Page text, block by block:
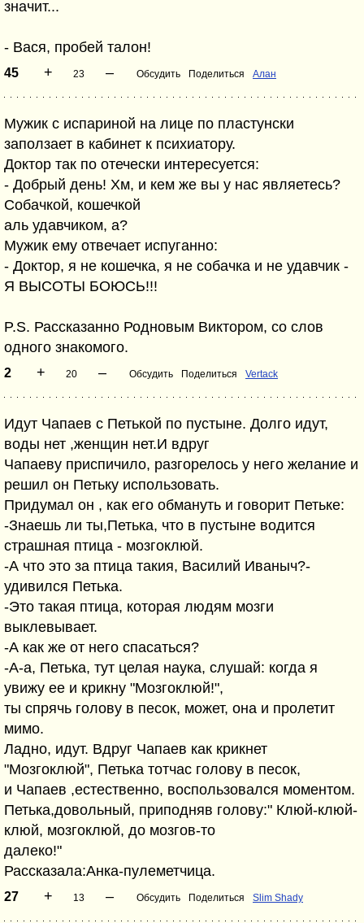
значит...
- Вася, пробей талон!
45 + 23 – Обсудить Поделиться Алан
Мужик с испариной на лице по пластунски
заползает в кабинет к психиатору.
Доктор так по отечески интересуется:
- Добрый день! Хм, и кем же вы у нас являетесь?
Собачкой, кошечкой
аль удавчиком, а?
Мужик ему отвечает испуганно:
- Доктор, я не кошечка, я не собачка и не удавчик -
Я ВЫСОТЫ БОЮСЬ!!!
P.S. Рассказанно Родновым Виктором, со слов
одного знакомого.
2 + 20 – Обсудить Поделиться Vertack
Идут Чапаев с Петькой по пустыне. Долго идут,
воды нет ,женщин нет.И вдруг
Чапаеву приспичило, разгорелось у него желание и
решил он Петьку использовать.
Придумал он , как его обмануть и говорит Петьке:
-Знаешь ли ты,Петька, что в пустыне водится
страшная птица - мозгоклюй.
-А что это за птица такия, Василий Иваныч?-
удивился Петька.
-Это такая птица, которая людям мозги
выклевывает.
-А как же от него спасаться?
-А-а, Петька, тут целая наука, слушай: когда я
увижу ее и крикну "Мозгоклюй!",
ты спрячь голову в песок, может, она и пролетит
мимо.
Ладно, идут. Вдруг Чапаев как крикнет
"Мозгоклюй", Петька тотчас голову в песок,
и Чапаев ,естественно, воспользовался моментом.
Петька,довольный, приподняв голову:" Клюй-клюй-
клюй, мозгоклюй, до мозгов-то
далеко!"
Рассказала:Анка-пулеметчица.
27 + 13 – Обсудить Поделиться Slim Shady